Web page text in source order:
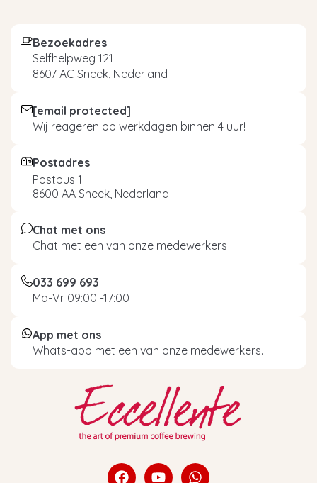
Bezoekadres
Selfhelpweg 121
8607 AC Sneek, Nederland
[email protected]
Wij reageren op werkdagen binnen 4 uur!
Postadres
Postbus 1
8600 AA Sneek, Nederland
Chat met ons
Chat met een van onze medewerkers
033 699 693
Ma-Vr 09:00 -17:00
App met ons
Whats-app met een van onze medewerkers.